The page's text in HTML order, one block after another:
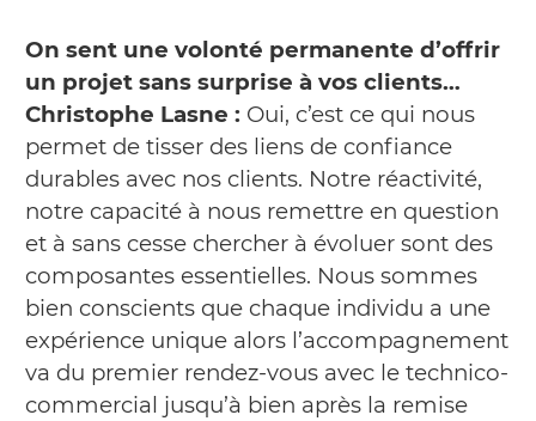
On sent une volonté permanente d’offrir
un projet sans surprise à vos clients…
Christophe Lasne : Oui, c’est ce qui nous
permet de tisser des liens de confiance
durables avec nos clients. Notre réactivité,
notre capacité à nous remettre en question
et à sans cesse chercher à évoluer sont des
composantes essentielles. Nous sommes
bien conscients que chaque individu a une
expérience unique alors l’accompagnement
va du premier rendez-vous avec le technico-
commercial jusqu’à bien après la remise